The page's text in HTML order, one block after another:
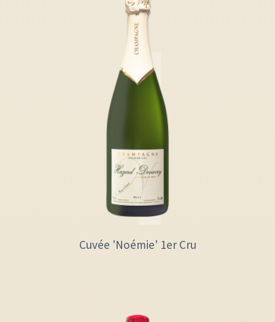
Cuvée 'Noémie' 1er Cru